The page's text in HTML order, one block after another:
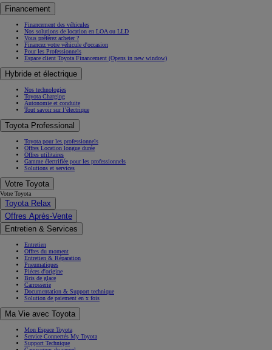
Financement
Financement des véhicules
Nos solutions de location en LOA ou LLD
Vous préférez acheter ?
Financez votre véhicule d'occasion
Pour les Professionnels
Espace client Toyota Financement (Opens in new window)
Hybride et électrique
Nos technologies
Toyota Charging
Autonomie et conduite
Tout savoir sur l’électrique
Toyota Professional
Toyota pour les professionnels
Offres Location longue durée
Offres utilitaires
Gamme électrifiée pour les professionnels
Solutions et services
Votre Toyota
Votre Toyota
Toyota Relax
Offres Après-Vente
Entretien & Services
Entretien
Offres du moment
Entretien & Réparation
Pneumatiques
Pièces d'origine
Bris de glace
Carrosserie
Documentation & Support technique
Solution de paiement en x fois
Ma Vie avec Toyota
Mon Espace Toyota
Service Connectés My Toyota
Support Technique